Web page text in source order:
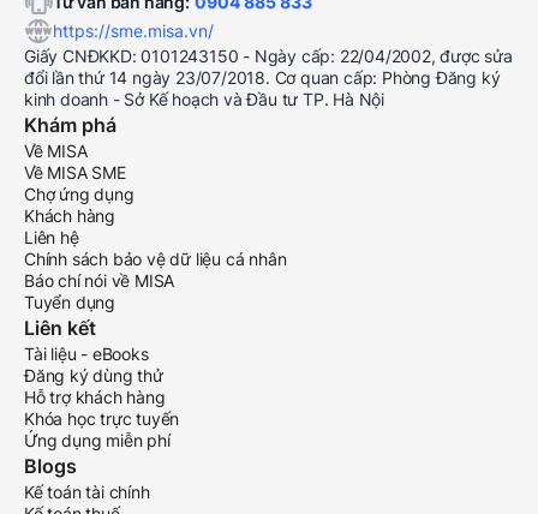
https://sme.misa.vn/
Giấy CNĐKKD: 0101243150 - Ngày cấp: 22/04/2002, được sửa
đổi lần thứ 14 ngày 23/07/2018. Cơ quan cấp: Phòng Đăng ký
kinh doanh - Sở Kế hoạch và Đầu tư TP. Hà Nội
Khám phá
Về MISA
Về MISA SME
Chợ ứng dụng
Khách hàng
Liên hệ
Chính sách bảo vệ dữ liệu cá nhân
Báo chí nói về MISA
Tuyển dụng
Liên kết
Tài liệu - eBooks
Đăng ký dùng thử
Hỗ trợ khách hàng
Khóa học trực tuyến
Ứng dụng miễn phí
Blogs
Kế toán tài chính